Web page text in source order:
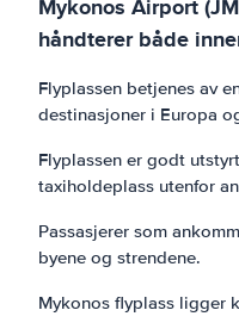
Mykonos Airport
håndterer både
Flyplassen betjenes av
destinasjoner i Europa
Flyplassen er godt
taxiholdeplass utenfor
Passasjerer som
byene og strendene.
Mykonos flyplass ligger